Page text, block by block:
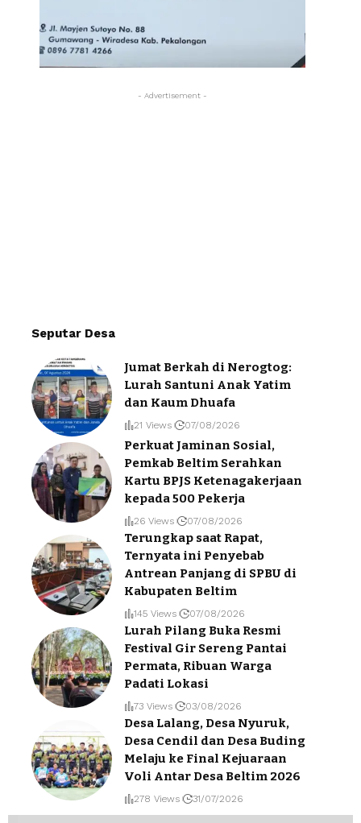
- Advertisement -
Seputar Desa
Jumat Berkah di Nerogtog:
Lurah Santuni Anak Yatim
dan Kaum Dhuafa
21 Views 07/08/2026
Perkuat Jaminan Sosial,
Pemkab Beltim Serahkan
Kartu BPJS Ketenagakerjaan
kepada 500 Pekerja
26 Views 07/08/2026
Terungkap saat Rapat,
Ternyata ini Penyebab
Antrean Panjang di SPBU di
Kabupaten Beltim
145 Views 07/08/2026
Lurah Pilang Buka Resmi
Festival Gir Sereng Pantai
Permata, Ribuan Warga
Padati Lokasi
73 Views 03/08/2026
Desa Lalang, Desa Nyuruk,
Desa Cendil dan Desa Buding
Melaju ke Final Kejuaraan
Voli Antar Desa Beltim 2026
278 Views 31/07/2026